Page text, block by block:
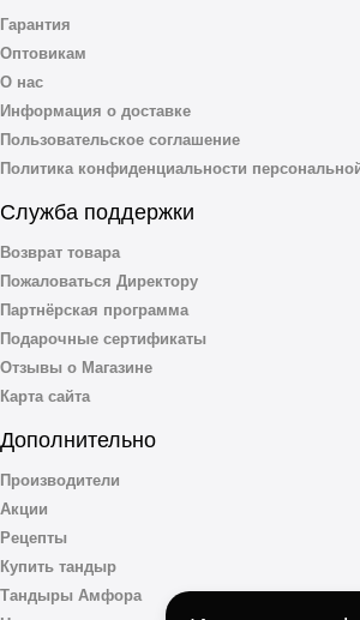
Гарантия
Оптовикам
О нас
Информация о доставке
Пользовательское соглашение
Политика конфиденциальности
Служба поддержки
Возврат товара
Пожаловаться Директору
Партнёрская программа
Подарочные сертификаты
Отзывы о Магазине
Карта сайта
Дополнительно
Производители
Акции
Рецепты
Купить тандыр
Тандыры Амфора